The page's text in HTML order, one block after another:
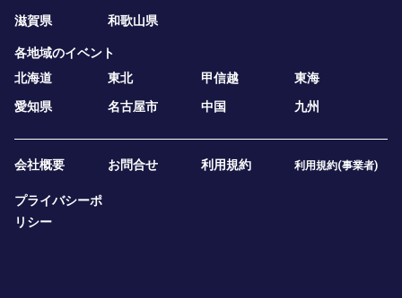
滋賀県
和歌山県
各地域のイベント
北海道
東北 甲信越
東海
愛知県
名古屋市 中国 九州
会社概要 お問合せ 利用規約 利用規約(事業者)
プライバシーポ
リシー